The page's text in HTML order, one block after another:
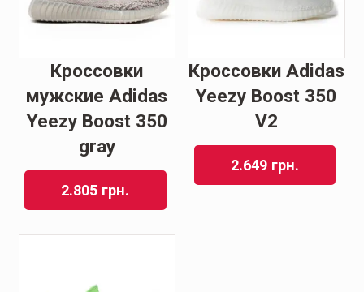
Кроссовки
мужские Adidas
Yeezy Boost 350
gray
2.805 грн.
Кроссовки Adidas
Yeezy Boost 350
V2
2.649 грн.